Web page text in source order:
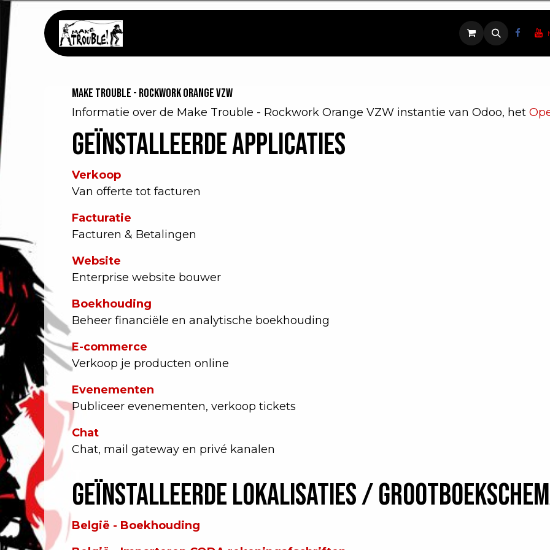
Overslaan naar inhoud
Make Trouble - Rockwork Orange VZW
Informatie over de Make Trouble - Rockwork Orange VZW instantie van Odoo, het
Geïnstalleerde applicaties
Verkoop
Van offerte tot facturen
Facturatie
Facturen & Betalingen
Website
Enterprise website bouwer
Boekhouding
Beheer financiële en analytische boekhouding
E-commerce
Verkoop je producten online
Evenementen
Publiceer evenementen, verkoop tickets
Chat
Chat, mail gateway en privé kanalen
Geïnstalleerde lokalisaties /
België - Boekhouding